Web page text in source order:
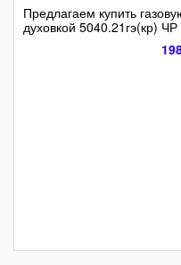
Предлагаем купить
духовкой 5040.21гэ(кр)